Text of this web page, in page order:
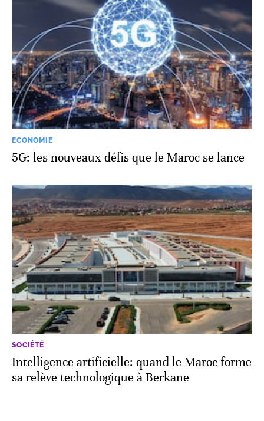
ECONOMIE
5G: les nouveaux défis que le Maroc se lance
SOCIÉTÉ
Intelligence artificielle: quand le Maroc forme
sa relève technologique à Berkane